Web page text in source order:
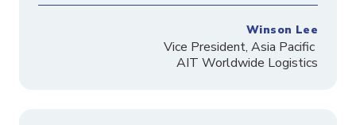
Winson Lee
Vice President, Asia Pacific
AIT Worldwide Logistics